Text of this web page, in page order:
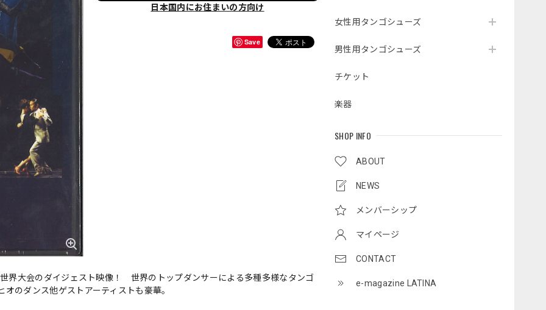
女性用タンゴシューズ
男性用タンゴシューズ
チケット
楽器
SHOP INFO
ABOUT
NEWS
メンバーシップ
マイページ
CONTACT
e-magazine LATINA
日本国内にお住まいの方向け
Save
界大会のダイジェスト映像！ 世界のトップダンサーによる多種多様なタンゴ
のダンス他ゲストアーティストも豪華。